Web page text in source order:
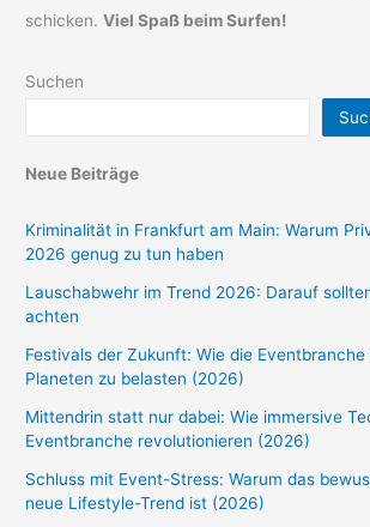
schicken.Viel Spaß beim Surfen!
Suchen
Neue Beiträge
Kriminalität in Frankfurt am Main: Warum
2026 genug zu tun haben
Lauschabwehr im Trend 2026: Darauf
achten
Festivals der Zukunft: Wie die
Planeten zu belasten (2026)
Mittendrin statt nur dabei: Wie immersive
Eventbranche revolutionieren (2026)
Schluss mit Event-Stress: Warum das
neue Lifestyle-Trend ist (2026)